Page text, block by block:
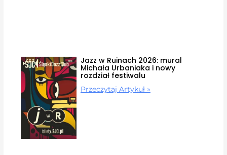
Jazz w Ruinach 2026: mural
Michała Urbaniaka i nowy
rozdział festiwalu
Przeczytaj Artykuł »